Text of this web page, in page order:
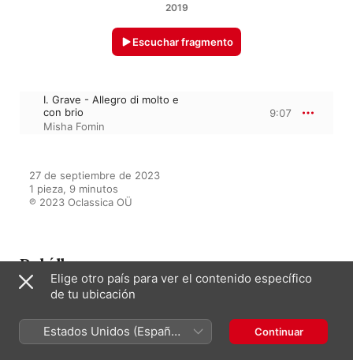
2019
Escuchar fragmento
I. Grave - Allegro di molto e
con brio
Misha Fomin
9:07
27 de septiembre de 2023
1 pieza, 9 minutos
℗ 2023 Oclassica OÜ
Del álbum
Best Classical Piano Pieces
Varios Artistas
Elige otro país para ver el contenido específico
de tu ubicación
Estados Unidos (Español
México)
Continuar